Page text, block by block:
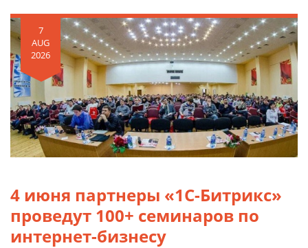
7
AUG
2026
4 июня партнеры «1С-Битрикс»
проведут 100+ семинаров по
интернет-бизнесу